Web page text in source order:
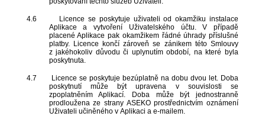
4.6
Licence se poskytuje uživateli od okamžiku instalace
Aplikace a vytvoření Uživatelského účtu. V případě
placené Aplikace pak okamžikem řádné úhrady příslušné
platby. Licence končí zároveň se zánikem této Smlouvy
z jakéhokoliv důvodu či uplynutím období, na které byla
poskytnuta.
4.7
Licence se poskytuje bezúplatně na dobu dvou let. Doba
poskytnutí může být upravena v souvislosti se
zpoplatněním Aplikací. Doba může být jednostranně
prodloužena ze strany ASEKO prostřednictvím oznámení
Uživateli učiněného v Aplikaci a e-mailem.